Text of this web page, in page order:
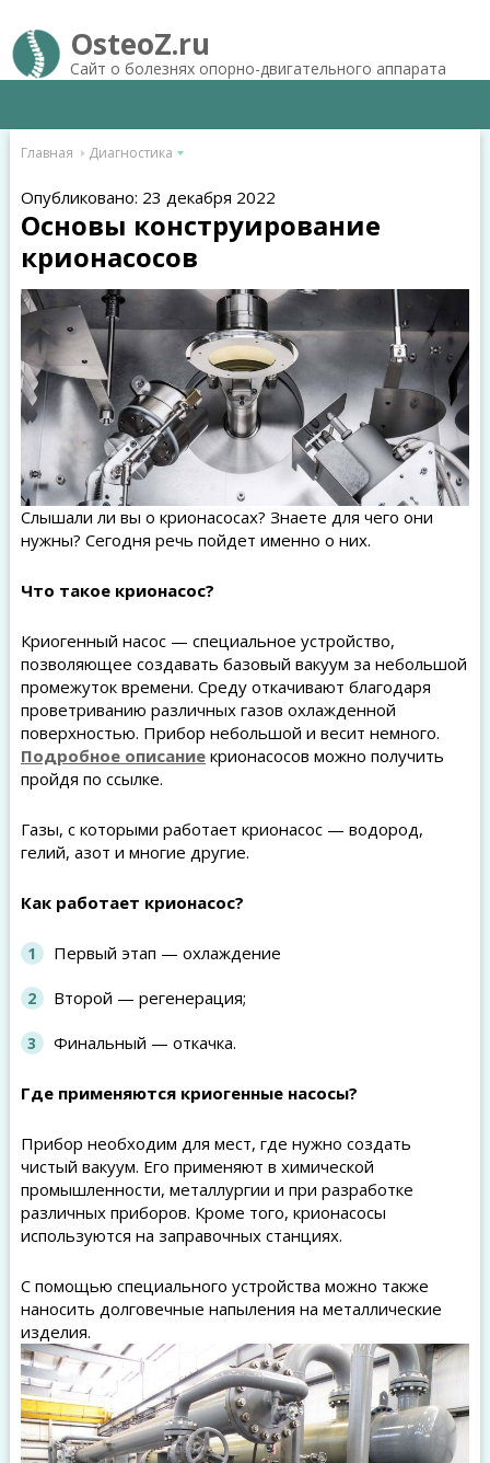
OsteoZ.ru
Сайт о болезнях опорно-двигательного аппарата
Главная Диагностика
Опубликовано: 23 декабря 2022
Основы конструирование
крионасосов
Слышали ли вы о крионасосах? Знаете для чего они
нужны? Сегодня речь пойдет именно о них.
Что такое крионасос?
Криогенный насос — специальное устройство,
позволяющее создавать базовый вакуум за небольшой
промежуток времени. Среду откачивают благодаря
проветриванию различных газов охлажденной
поверхностью. Прибор небольшой и весит немного.
Подробное описаниекрионасосов можно получить
пройдя по ссылке.
Газы, с которыми работает крионасос — водород,
гелий, азот и многие другие.
Как работает крионасос?
Первый этап — охлаждение
Второй — регенерация;
Финальный — откачка.
Где применяются криогенные насосы?
Прибор необходим для мест, где нужно создать
чистый вакуум. Его применяют в химической
промышленности, металлургии и при разработке
различных приборов. Кроме того, крионасосы
используются на заправочных станциях.
С помощью специального устройства можно также
наносить долговечные напыления на металлические
изделия.